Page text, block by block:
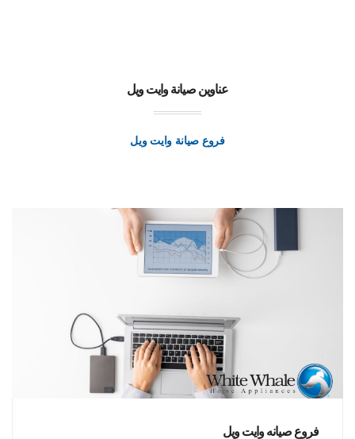
عناوين صيانة وايت ويل
فروع صيانة وايت ويل
فروع صيانه وايت ويل